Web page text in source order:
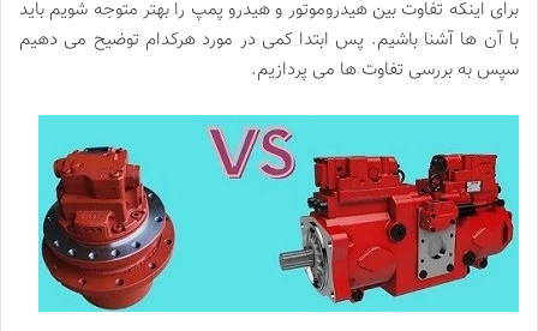
برای اینکه تفاوت بین هیدروموتور و هیدرو پمپ را بهتر متوجه شویم باید
با آن ها آشنا باشیم. پس ابتدا کمی در مورد هرکدام توضیح می دهیم
سپس به بررسی تفاوت ها می پردازیم.